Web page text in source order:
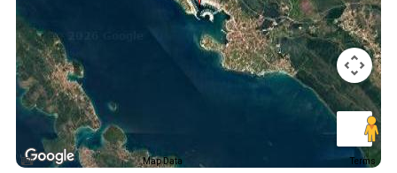
Map Data Terms